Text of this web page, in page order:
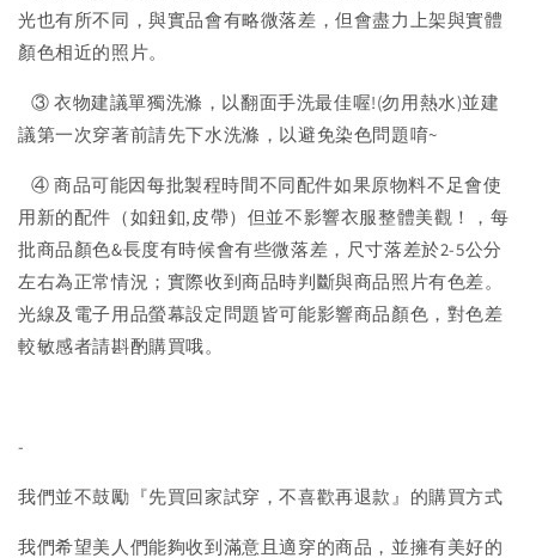
光也有所不同，與實品會有略微落差，但會盡力上架與實體
顏色相近的照片。
③ 衣物建議單獨洗滌，以翻面手洗最佳喔!(勿用熱水)並建
議第一次穿著前請先下水洗滌，以避免染色問題唷~
④ 商品可能因每批製程時間不同配件如果原物料不足會使
用新的配件（如鈕釦,皮帶）但並不影響衣服整體美觀！，每
批商品顏色&長度有時候會有些微落差，尺寸落差於2-5公分
左右為正常情況；實際收到商品時判斷與商品照片有色差。
光線及電子用品螢幕設定問題皆可能影響商品顏色，對色差
較敏感者請斟酌購買哦。
-
我們並不鼓勵『先買回家試穿，不喜歡再退款』的購買方式
我們希望美人們能夠收到滿意且適穿的商品，並擁有美好的